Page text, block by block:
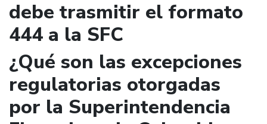
debe trasmitir el formato
444 a la SFC
¿Qué son las excepciones
regulatorias otorgadas
por la Superintendencia